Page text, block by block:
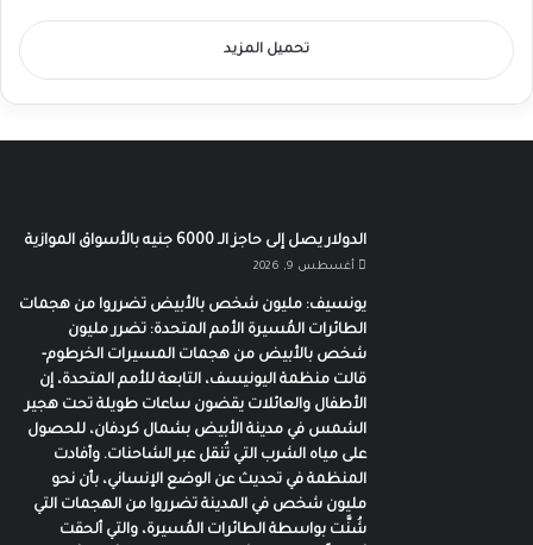
تحميل المزيد
الدولار يصل إلى حاجز الـ 6000 جنيه بالأسواق الموازية
أغسطس 9, 2026
يونسيف: مليون شخص بالأبيض تضرروا من هجمات
الطائرات المُسيرة الأمم المتحدة: تضرر مليون
شخص بالأبيض من هجمات المسيرات الخرطوم-
قالت منظمة اليونيسف، التابعة للأمم المتحدة، إن
الأطفال والعائلات يقضون ساعات طويلة تحت هجير
الشمس في مدينة الأبيض بشمال كردفان، للحصول
على مياه الشرب التي تُنقل عبر الشاحنات. وأفادت
المنظمة في تحديث عن الوضع الإنساني، بأن نحو
مليون شخص في المدينة تضرروا من الهجمات التي
شُنَّت بواسطة الطائرات المُسيرة، والتي ألحقت